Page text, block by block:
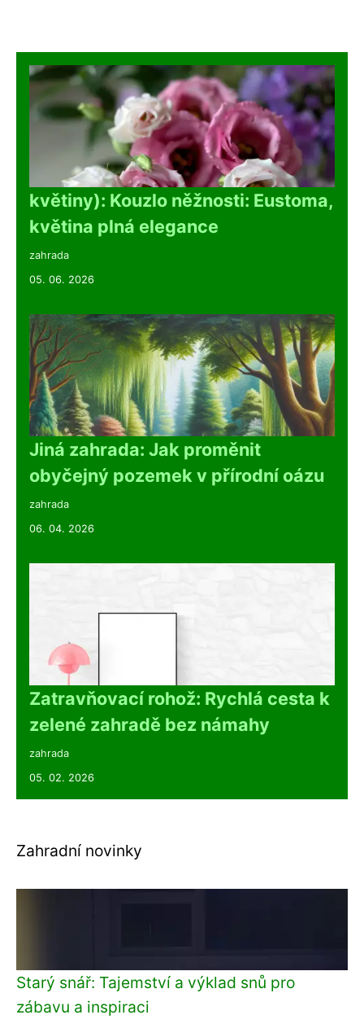
květiny): Kouzlo něžnosti: Eustoma,
květina plná elegance
zahrada
05. 06. 2026
Jiná zahrada: Jak proměnit
obyčejný pozemek v přírodní oázu
zahrada
06. 04. 2026
Zatravňovací rohož: Rychlá cesta k
zelené zahradě bez námahy
zahrada
05. 02. 2026
Zahradní novinky
Starý snář: Tajemství a výklad snů pro
zábavu a inspiraci